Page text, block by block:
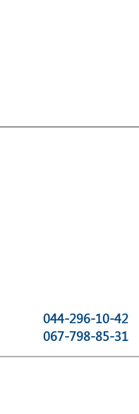
044-296-10-42
067-798-85-31